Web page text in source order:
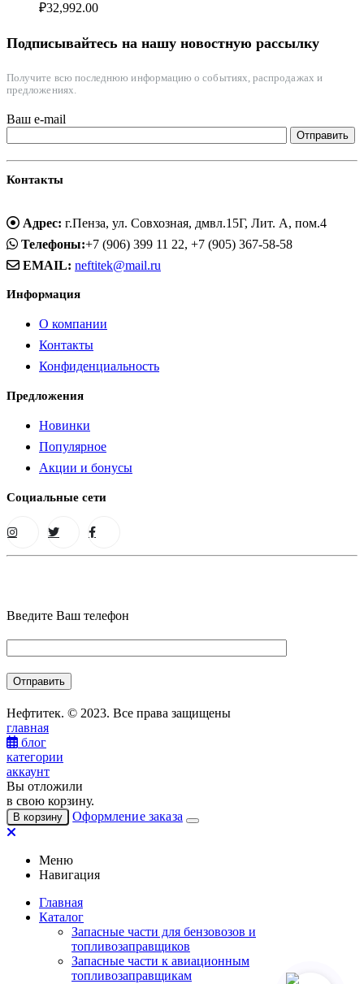
₽32,992.00
Подписывайтесь на нашу новостную рассылку
Получите всю последнюю информацию о событиях, распродажах и
предложениях.
Ваш e-mail
Контакты
Адрес: г.Пенза, ул. Совхозная, дмвл.15Г, Лит. А, пом.4
Телефоны:+7 (906) 399 11 22, +7 (905) 367-58-58
EMAIL: neftitek@mail.ru
Информация
О компании
Контакты
Конфиденциальность
Предложения
Новинки
Популярное
Акции и бонусы
Социальные сети
Введите Ваш телефон
Нефтитек. © 2023. Все права защищены
главная
блог
категории
аккаунт
Вы отложили
в свою корзину.
В корзину Оформление заказа
Меню
Навигация
Главная
Каталог
Запасные части для бензовозов и
топливозаправщиков
Запасные части к авиационным
топливозаправщикам